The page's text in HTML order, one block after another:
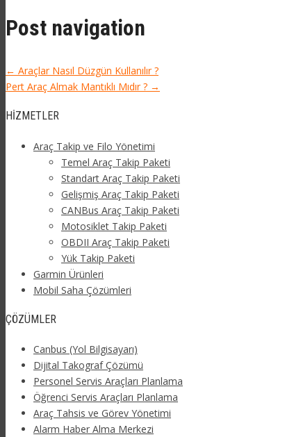
Post navigation
← Araçlar Nasıl Düzgün Kullanılır ?
Pert Araç Almak Mantıklı Mıdır ? →
HIZMETLER
Araç Takip ve Filo Yönetimi
Temel Araç Takip Paketi
Standart Araç Takip Paketi
Gelişmiş Araç Takip Paketi
CANBus Araç Takip Paketi
Motosiklet Takip Paketi
OBDII Araç Takip Paketi
Yük Takip Paketi
Garmin Ürünleri
Mobil Saha Çözümleri
ÇÖZÜMLER
Canbus (Yol Bilgisayarı)
Dijital Takograf Çözümü
Personel Servis Araçları Planlama
Öğrenci Servis Araçları Planlama
Araç Tahsis ve Görev Yönetimi
Alarm Haber Alma Merkezi